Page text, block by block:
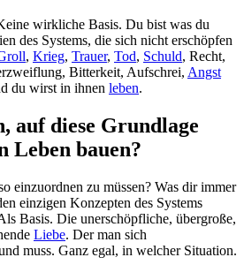
wirkliche Basis. Du bist was du
des Systems, die sich nicht erschöpfen
, Krieg, Trauer, Tod, Schuld, Recht,
Bitterkeit, Aufschrei, Angst
du wirst in ihnen leben.
auf diese Grundlage
Leben bauen?
einzuordnen zu müssen? Was dir immer
einzigen Konzepten des Systems
Basis. Die unerschöpfliche, übergroße,
Liebe. Der man sich
muss. Ganz egal, in welcher Situation.